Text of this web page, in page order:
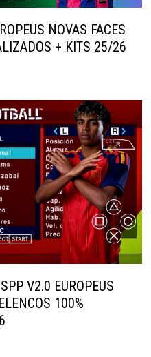
NOVAS FACES
+ KITS 25/26
V2.0 EUROPEUS
100%